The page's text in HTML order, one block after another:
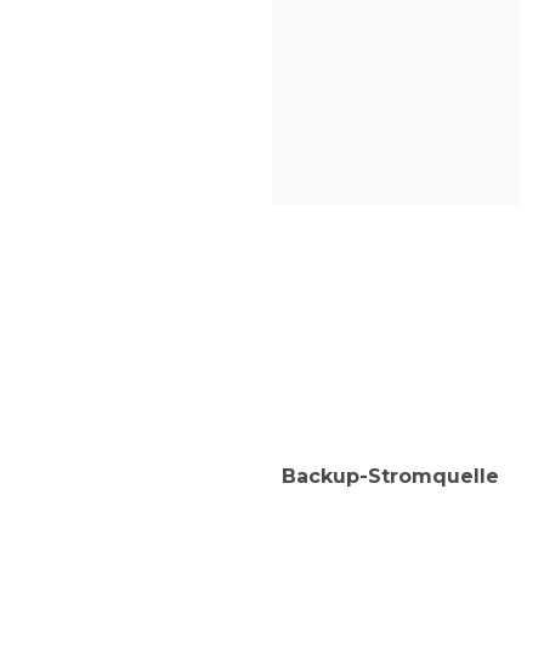
Backup-Stromquelle